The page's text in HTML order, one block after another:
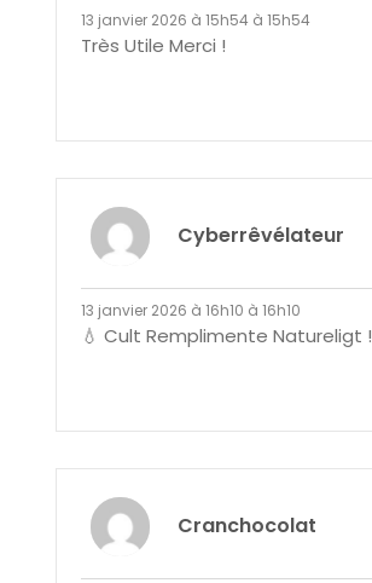
13 janvier 2026 à 15h54 à 15h54
Très Utile Merci !
Cyberrêvélateur
13 janvier 2026 à 16h10 à 16h10
💧 Cult Remplimente Natureligt !
Cranchocolat